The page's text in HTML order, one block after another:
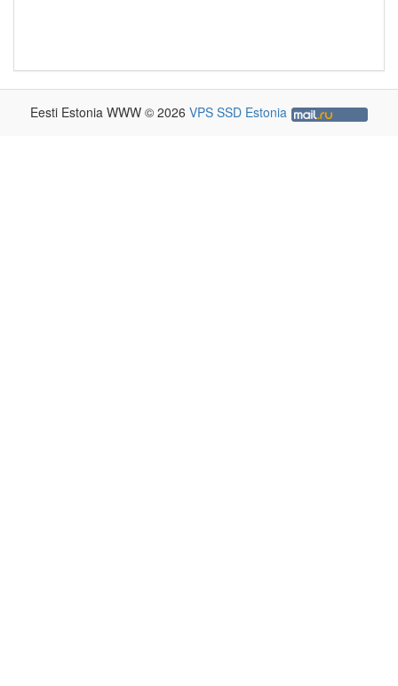
Eesti Estonia WWW © 2026 VPS SSD Estonia